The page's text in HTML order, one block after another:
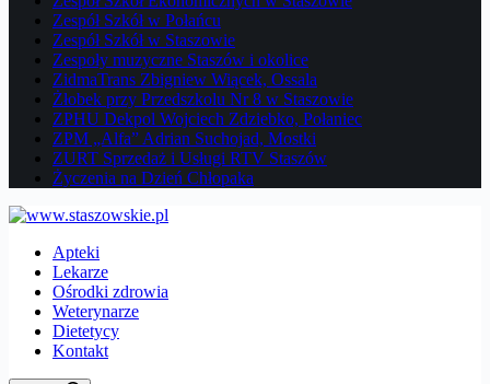
Zespół Szkół w Połańcu
Zespół Szkół w Staszowie
Zespoły muzyczne Staszów i okolice
ZidmaTrans Zbigniew Wiącek, Ossala
Żłobek przy Przedszkolu Nr 8 w Staszowie
ZPHU Dekpol Wojciech Zdziebko, Połaniec
ZPM „Alfa” Adrian Suchojad, Mostki
ZURT Sprzedaż i Usługi RTV Staszów
Życzenia na Dzień Chłopaka
Apteki
Lekarze
Ośrodki zdrowia
Weterynarze
Dietetycy
Kontakt